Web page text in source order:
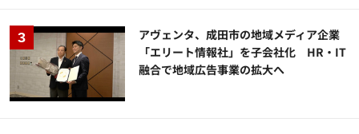
アヴェンタ、成田市の地域メディア企業
「エリート情報社」を子会社化 HR・IT
融合で地域広告事業の拡大へ